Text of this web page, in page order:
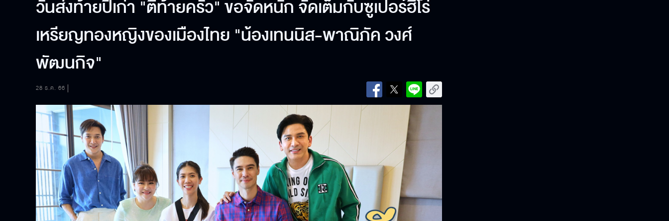
วันส่งท้ายปีเก่า "ตีท้ายครัว" ขอจัดหนัก จัดเต็มกับซูเปอร์ฮีโร่
เหรียญทองหญิงของเมืองไทย "น้องเทนนิส-พาณิภัค วงศ์
พัฒนกิจ"
28 ธ.ค. 66